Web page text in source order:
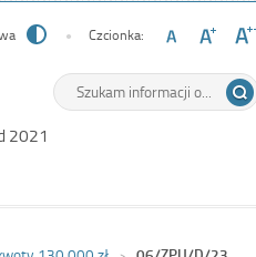
Czcionka:
Wyszukiwarka
Tutaj
wpisz
2021